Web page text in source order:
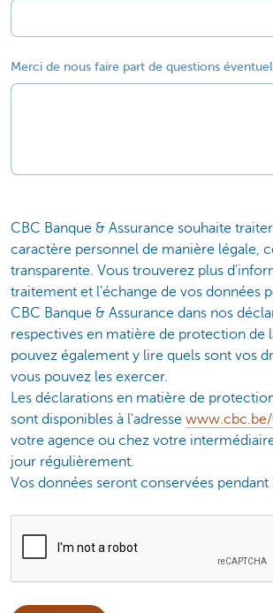
Merci de nous faire part de questions
CBC Banque & Assurance souhaite
caractère personnel de manière légale,
transparente. Vous trouverez plus
traitement et l'échange de vos données
CBC Banque & Assurance dans nos
respectives en matière de protection de
pouvez également y lire quels sont vos
vous pouvez les exercer.
Les déclarations en matière de
sont disponibles à l'adresse
votre agence ou chez votre
jour régulièrement.
Vos données seront conservées pendant